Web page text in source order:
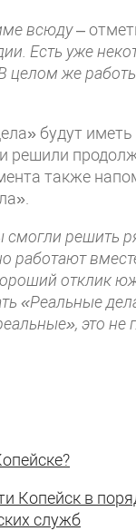
всюду–
Есть уже
целом же
будут
решили
также
решить
работают
отклик
«Реальные
это не
Копейск в
служб